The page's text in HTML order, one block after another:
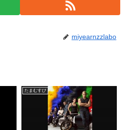
miyearnzzlabo
たまむすび